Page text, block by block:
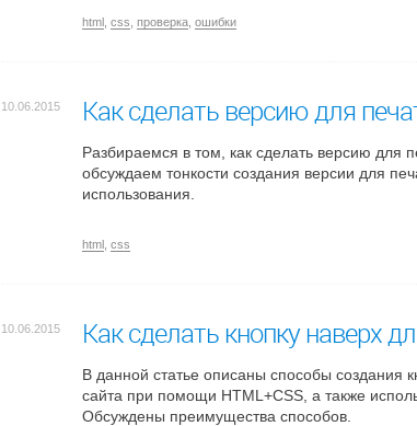
html css проверка ошибки
10.06.2015 Как сделать версию для
Разбираемся в том, как сделать версию для
обсуждаем тонкости создания версии для
использования.
html css
10.06.2015 Как сделать кнопку наверх
В данной статье описаны способы создания
сайта при помощи HTML+CSS, а также
Обсуждены преимущества способов.